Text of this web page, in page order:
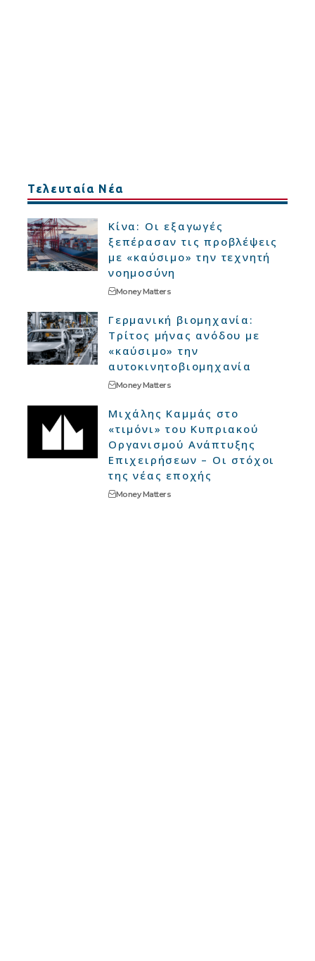
Τελευταία Νέα
Κίνα: Οι εξαγωγές
ξεπέρασαν τις προβλέψεις
με «καύσιμο» την τεχνητή
νοημοσύνη
Money Matters
Γερμανική βιομηχανία:
Τρίτος μήνας ανόδου με
«καύσιμο» την
αυτοκινητοβιομηχανία
Money Matters
Μιχάλης Καμμάς στο
«τιμόνι» του Κυπριακού
Οργανισμού Ανάπτυξης
Επιχειρήσεων – Οι στόχοι
της νέας εποχής
Money Matters